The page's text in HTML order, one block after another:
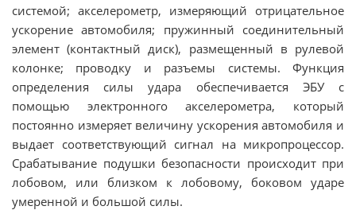
системой; акселерометр, измеряющий отрицательное
ускорение автомобиля; пружинный соединительный
элемент (контактный диск), размещенный в рулевой
колонке; проводку и разъемы системы. Функция
определения силы удара обеспечивается ЭБУ с
помощью электронного акселерометра, который
постоянно измеряет величину ускорения автомобиля и
выдает соответствующий сигнал на микропроцессор.
Срабатывание подушки безопасности происходит при
лобовом, или близком к лобовому, боковом ударе
умеренной и большой силы.